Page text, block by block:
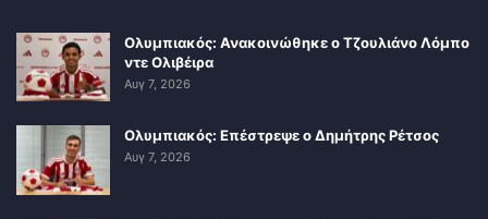
Ολυμπιακός: Ανακοινώθηκε ο Τζουλιάνο Λόμπο
ντε Ολιβέιρα
Αυγ 7, 2026
Ολυμπιακός: Επέστρεψε ο Δημήτρης Ρέτσος
Αυγ 7, 2026